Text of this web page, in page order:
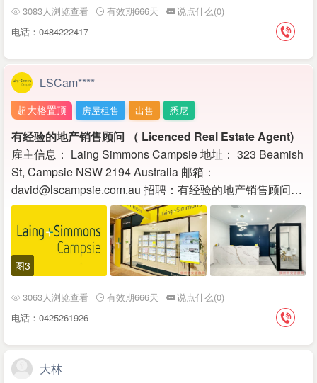
3083人浏览查看 有效期666天
说点什么(0)
电话：0484222417
LSCam****
超大格置顶 房屋租售 出售 悉尼
有经验的地产销售顾问 （ Licenced Real Estate Agent)
雇主信息： Laing Simmons Campsie 地址： 323 Beamish
St, Campsie NSW 2194 Australia 邮箱：
david@lscampsie.com.au 招聘：有经验的地产销售顾问…
图3
3063人浏览查看 有效期666天
说点什么(0)
电话：0425261926
大林